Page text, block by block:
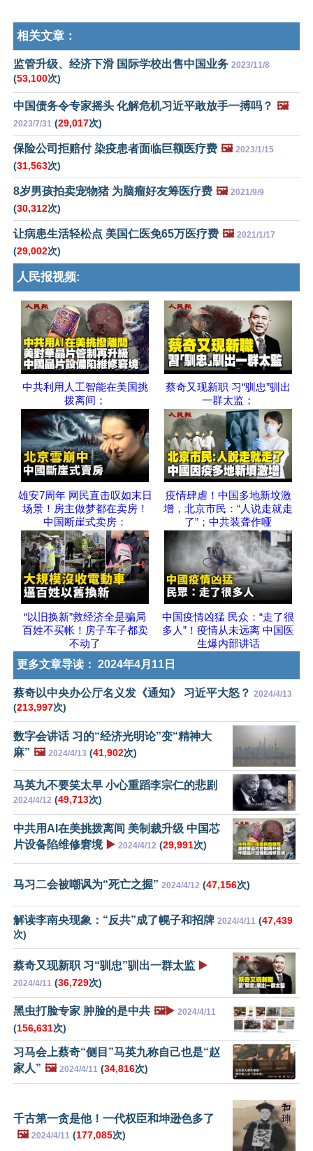
相关文章：
监管升级、经济下滑 国际学校出售中国业务 2023/11/8
(53,100次)
中国债务令专家摇头 化解危机习近平敢放手一搏吗？ 🖼️
2023/7/31 (29,017次)
保险公司拒赔付 染疫患者面临巨额医疗费 🖼️ 2023/1/15
(31,563次)
8岁男孩拍卖宠物猪 为脑瘤好友筹医疗费 🖼️ 2021/9/9
(30,312次)
让病患生活轻松点 美国仁医免65万医疗费 🖼️ 2021/1/17
(29,002次)
人民报视频:
中共利用人工智能在美国挑
拨离间；
蔡奇又现新职 习“驯忠”驯出
一群太监；
雄安7周年 网民直击叹如末日
场景！房主做梦都在卖房！
中国断崖式卖房：
疫情肆虐！中国多地新坟激
增，北京市民：“人说走就走
了”；中共装聋作哑
“以旧换新”救经济全是骗局
百姓不买帐！房子车子都卖
不动了
中国疫情凶猛 民众：“走了很
多人”！疫情从未远离 中国医
生爆内部讲话
更多文章导读： 2024年4月11日
蔡奇以中央办公厅名义发《通知》 习近平大怒？ 2024/4/13
(213,997次)
数字会讲话 习的“经济光明论”变“精神大
麻” 🖼️ 2024/4/13 (41,902次)
马英九不要笑太早 小心重蹈李宗仁的悲剧
2024/4/12 (49,713次)
中共用AI在美挑拨离间 美制裁升级 中国芯
片设备陷维修窘境 ▶️ 2024/4/12 (29,991次)
马习二会被嘲讽为“死亡之握” 2024/4/12 (47,156次)
解读李南央现象：“反共”成了幌子和招牌 2024/4/11 (47,439
次)
蔡奇又现新职 习“驯忠”驯出一群太监 ▶️
2024/4/11 (36,729次)
黑虫打脸专家 肿脸的是中共 🖼️▶️ 2024/4/11
(156,631次)
习马会上蔡奇“侧目”马英九称自己也是“赵
家人” 🖼️ 2024/4/11 (34,816次)
千古第一贪是他！一代权臣和坤逊色多了
🖼️ 2024/4/11 (177,085次)